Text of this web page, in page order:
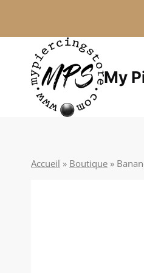
contenu
My
Accueil » Boutique »